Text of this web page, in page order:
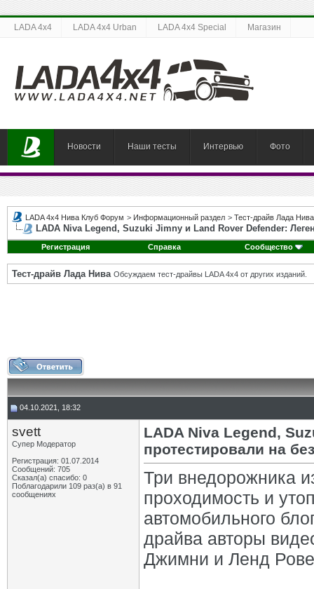
LADA 4x4 LADA 4x4 Urban LADA 4x4 Special Магазин
Новости Наши тесты Интервью Фото
LADA 4x4 Нива Клуб Форум > Информационный раздел > Тест-драйв Лада Нива
LADA Niva Legend, Suzuki Jimny и Land Rover Defender:
Регистрация Справка Сообщество
Тест-драйв Лада Нива Обсуждаем тест-драйвы LADA 4x4 от других изданий.
04.10.2021, 18:32
svett
Супер Модератор
Регистрация: 01.07.2014
Сообщений: 705
Сказал(а) спасибо: 0
Поблагодарили 109 раз(а) в 91
сообщениях
LADA Niva Legend,
протестировали на
Три внедорожника
проходимость и
автомобильного
драйва авторы
Джимни и Ленд